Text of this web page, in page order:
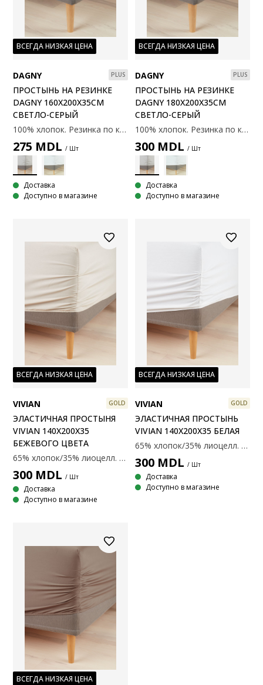
ВСЕГДА НИЗКАЯ ЦЕНА
DAGNY PLUS
ПРОСТЫНЬ НА РЕЗИНКЕ
DAGNY 160X200X35СМ
СВЕТЛО-СЕРЫЙ
100% хлопок. Резинка по краям. С эластичными углами. 160x200x35 см
275 MDL / Шт
Доставка
Доступно в магазине
ВСЕГДА НИЗКАЯ ЦЕНА
DAGNY PLUS
ПРОСТЫНЬ НА РЕЗИНКЕ
DAGNY 180X200X35СМ
СВЕТЛО-СЕРЫЙ
100% хлопок. Резинка по краям. С эластичными углами. 180x200x35 см
300 MDL / Шт
Доставка
Доступно в магазине
ВСЕГДА НИЗКАЯ ЦЕНА
VIVIAN GOLD
ЭЛАСТИЧНАЯ ПРОСТЫНЯ
VIVIAN 140X200X35
БЕЖЕВОГО ЦВЕТА
65% хлопок/35% лиоцелл. Простыня на резинке для пружинных, пружинных и поролоновых матрасов. С эластичными уголками. 140x200x35 см
300 MDL / Шт
Доставка
Доступно в магазине
ВСЕГДА НИЗКАЯ ЦЕНА
VIVIAN GOLD
ЭЛАСТИЧНАЯ ПРОСТЫНЬ
VIVIAN 140X200X35 БЕЛАЯ
65% хлопок/35% лиоцелл. Простыня на резинке для пружинных, пружинных и поролоновых матрасов. С эластичными уголками. 140x200x35 см
300 MDL / Шт
Доставка
Доступно в магазине
ВСЕГДА НИЗКАЯ ЦЕНА